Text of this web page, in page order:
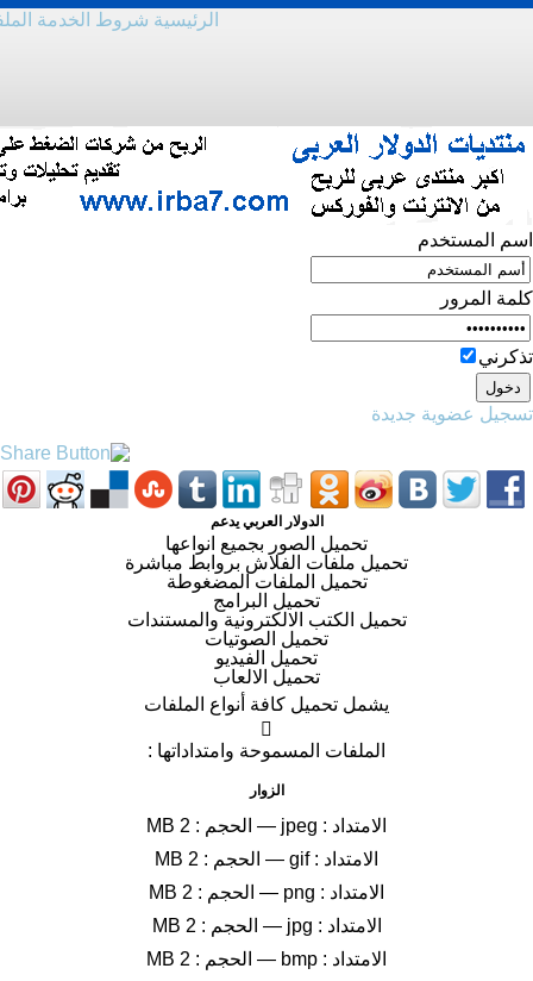
الرئيسية شروط الخدمة
اسم المستخدم
كلمة المرور
تذكرني
تسجيل عضوية جديدة
الدولار العربي يدعم
تحميل الصور بجميع انواعها
تحميل ملفات الفلاش بروابط مباشرة
تحميل الملفات المضغوطة
تحميل البرامج
تحميل الكتب الالكترونية والمستندات
تحميل الصوتيات
تحميل الفيديو
تحميل الالعاب
يشمل تحميل كافة أنواع الملفات

الملفات المسموحة وامتداداتها :
الزوار
الامتداد : jpeg
— الحجم : 2 MB
الامتداد :gif
— الحجم : 2 MB
الامتداد : png
— الحجم : 2 MB
الامتداد : jpg
— الحجم : 2 MB
الامتداد : bmp
— الحجم : 2 MB